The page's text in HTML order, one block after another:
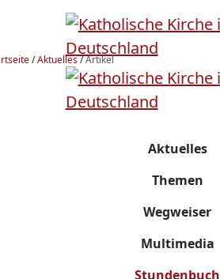
/Aktuelles/Artikel
Aktuelles
Themen
Wegweiser
Multimedia
Stundenbuch